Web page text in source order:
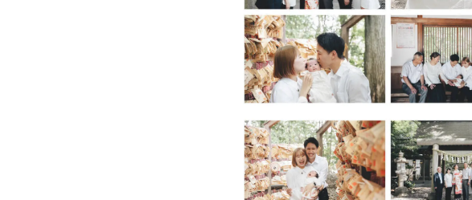
【お問い合わせテンプレート】
・撮影ジャンル
・撮影場所名/最寄駅および徒歩の時間
・撮影場所、撮影許可の取得状況（済 / 未）